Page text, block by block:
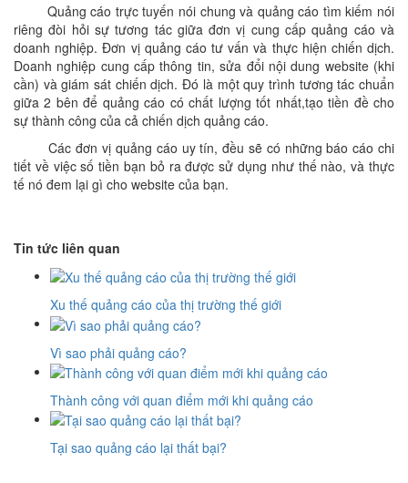
Quảng cáo trực tuyến nói chung và quảng cáo tìm kiếm nói
riêng đòi hỏi sự tương tác giữa đơn vị cung cấp quảng cáo và
doanh nghiệp. Đơn vị quảng cáo tư vấn và thực hiện chiến dịch.
Doanh nghiệp cung cấp thông tin, sửa đổi nội dung website (khi
cần) và giám sát chiến dịch. Đó là một quy trình tương tác chuẩn
giữa 2 bên để quảng cáo có chất lượng tốt nhất,tạo tiền đề cho
sự thành công của cả chiến dịch quảng cáo.
Các đơn vị quảng cáo uy tín, đều sẽ có những báo cáo chi
tiết về việc số tiền bạn bỏ ra được sử dụng như thế nào, và thực
tế nó đem lại gì cho website của bạn.
Tin tức liên quan
Xu thế quảng cáo của thị trường thế giới
Vì sao phải quảng cáo?
Thành công với quan điểm mới khi quảng cáo
Tại sao quảng cáo lại thất bại?